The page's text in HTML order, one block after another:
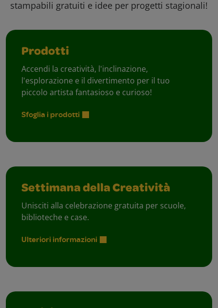
stampabili gratuiti e idee per progetti stagionali!
Prodotti
Accendi la creatività, l'inclinazione,
l'esplorazione e il divertimento per il tuo
piccolo artista fantasioso e curioso!
Sfoglia i prodotti
Settimana della Creatività
Unisciti alla celebrazione gratuita per scuole,
biblioteche e case.
Ulteriori informazioni